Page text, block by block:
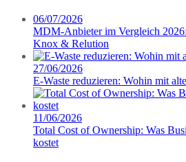
06/07/2026
MDM-Anbieter im Vergleich
Knox & Relution
27/06/2026
E-Waste reduzieren: Wohin mit
11/06/2026
Total Cost of Ownership: Was
kostet